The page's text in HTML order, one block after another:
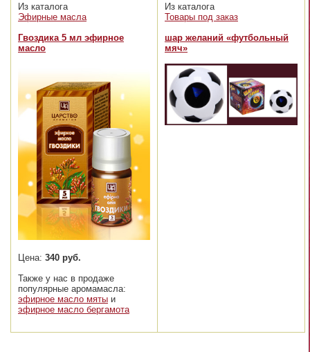
Из каталога
Эфирные масла
Гвоздика 5 мл эфирное
масло
Цена: 340 руб.
Также у нас в продаже
популярные аромамасла:
эфирное масло мяты и
эфирное масло бергамота
Из каталога
Товары под заказ
шар желаний «футбольный
мяч»